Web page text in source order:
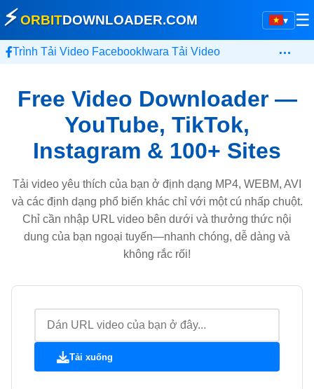
▾
⚡ORBITDOWNLOADER.COM ☰
Trình Tải Video Facebook Iwara Tải Video …
Free Video Downloader —
YouTube, TikTok,
Instagram & 100+ Sites
Tải video yêu thích của bạn ở định dạng MP4, WEBM, AVI
và các định dạng phổ biến khác chỉ với một cú nhấp chuột.
Chỉ cần nhập URL video bên dưới và thưởng thức nội
dung của bạn ngoại tuyến—nhanh chóng, dễ dàng và
không rắc rối!
Tải xuống